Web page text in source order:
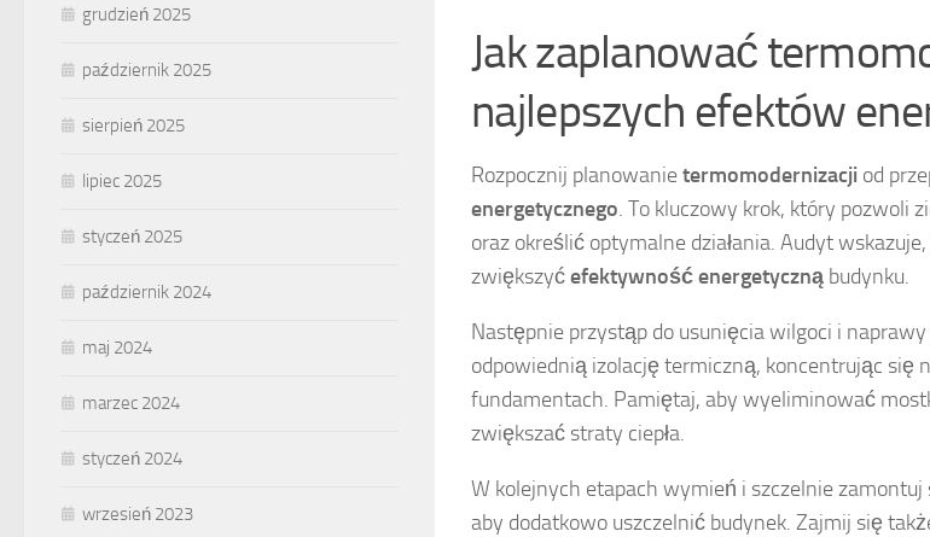
Jak zaplanować
najlepszych efektów
Rozpocznij planowanietermomodernizacji od
energetycznego. To kluczowy krok, który pozwoli
oraz określić optymalne działania. Audyt
zwiększyćefektywność energetyczną budynku.
Następnie przystąp do usunięcia wilgoci i
odpowiednią izolację termiczną, koncentrując się
fundamentach. Pamiętaj, aby wyeliminować
zwiększać straty ciepła.
W kolejnych etapach wymień i szczelnie
aby dodatkowo uszczelnić budynek. Zajmij się
grudzień 2025
październik 2025
sierpień 2025
lipiec 2025
styczeń 2025
październik 2024
maj 2024
marzec 2024
styczeń 2024
wrzesień 2023